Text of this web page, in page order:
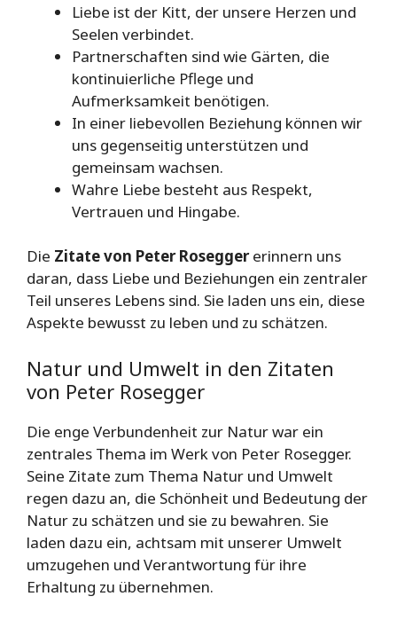
Liebe ist der Kitt, der unsere Herzen und
Seelen verbindet.
Partnerschaften sind wie Gärten, die
kontinuierliche Pflege und
Aufmerksamkeit benötigen.
In einer liebevollen Beziehung können wir
uns gegenseitig unterstützen und
gemeinsam wachsen.
Wahre Liebe besteht aus Respekt,
Vertrauen und Hingabe.
Die Zitate von Peter Roseggererinnern uns
daran, dass Liebe und Beziehungen ein zentraler
Teil unseres Lebens sind. Sie laden uns ein, diese
Aspekte bewusst zu leben und zu schätzen.
Natur und Umwelt in den Zitaten
von Peter Rosegger
Die enge Verbundenheit zur Natur war ein
zentrales Thema im Werk von Peter Rosegger.
Seine Zitate zum Thema Natur und Umwelt
regen dazu an, die Schönheit und Bedeutung der
Natur zu schätzen und sie zu bewahren. Sie
laden dazu ein, achtsam mit unserer Umwelt
umzugehen und Verantwortung für ihre
Erhaltung zu übernehmen.